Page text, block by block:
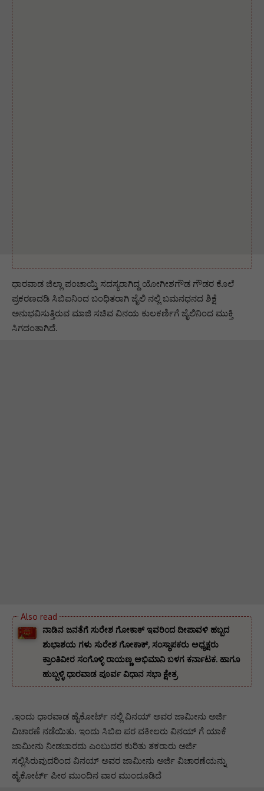
ಧಾರವಾಡ ಜಿಲ್ಲಾ ಪಂಚಾಯ್ತಿ ಸದಸ್ಯರಾಗಿದ್ದ ಯೋಗೀಶಗೌಡ ಗೌಡರ ಕೊಲೆ
ಪ್ರಕರಣದಡಿ ಸಿಬಿಐನಿಂದ ಬಂಧಿತರಾಗಿ ಜೈಲಿ ನಲ್ಲಿ ಬಮನಧನದ ಶಿಕ್ಷೆ
ಅನುಭವಿಸುತ್ತಿರುವ ಮಾಜಿ ಸಚಿವ ವಿನಯ ಕುಲಕರ್ಣಿಗೆ ಜೈಲಿನಿಂದ ಮುಕ್ತಿ
ಸಿಗದಂತಾಗಿದೆ.
ನಾಡಿನ ಜನತೆಗೆ ಸುರೇಶ ಗೋಕಾಕ್ ಇವರಿಂದ ದೀಪಾವಳಿ ಹಬ್ಬದ
ಶುಭಾಶಯ ಗಳು ಸುರೇಶ ಗೋಕಾಕ್, ಸಂಸ್ಥಾಪಕರು ಅಧ್ಯಕ್ಷರು
ಕ್ರಾಂತಿವೀರ ಸಂಗೊಳ್ಳಿ ರಾಯಣ್ಣ ಅಭಿಮಾನಿ ಬಳಗ ಕರ್ನಾಟಕ. ‌ಹಾಗೂ
ಹುಬ್ಬಳ್ಳಿ ಧಾರವಾಡ ಪೂರ್ವ ವಿಧಾನ ಸಭಾ ಕ್ಷೇತ್ರ
.ಇಂದು ಧಾರವಾಡ ಹೈಕೋರ್ಟ್ ನಲ್ಲಿ ವಿನಯ್ ಅವರ ಜಾಮೀನು ಅರ್ಜಿ
ವಿಚಾರಣೆ ನಡೆಯಿತು. ಇಂದು ಸಿಬಿಐ ಪರ ವಕೀಲರು ವಿನಯ್ ಗೆ ಯಾಕೆ
ಜಾಮೀನು ನೀಡಬಾರದು ಎಂಬುದರ ಕುರಿತು ತಕರಾರು ಅರ್ಜಿ
ಸಲ್ಲಿಸಿರುವುದರಿಂದ ವಿನಯ್ ಅವರ ಜಾಮೀನು ಅರ್ಜಿ ವಿಚಾರಣೆಯನ್ನು
ಹೈಕೋರ್ಟ್ ಪೀಠ ಮುಂದಿನ ವಾರ ಮುಂದೂಡಿದೆ